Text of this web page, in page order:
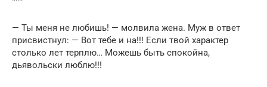
— Ты меня не любишь! — молвила жена. Муж в ответ
присвистнул: — Вот тебе и на!!! Если твой характер
столько лет терплю… Можешь быть спокойна,
дьявольски люблю!!!